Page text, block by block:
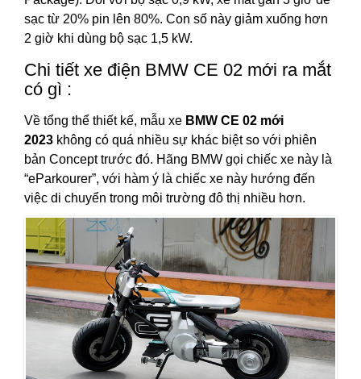
sạc từ 20% pin lên 80%. Con số này giảm xuống hơn
2 giờ khi dùng bộ sạc 1,5 kW.
Chi tiết xe điện BMW CE 02 mới ra mắt
có gì :
Về tổng thể thiết kế, mẫu xe BMW CE 02 mới
2023 không có quá nhiều sự khác biệt so với phiên
bản Concept trước đó. Hãng BMW gọi chiếc xe này là
“eParkourer”, với hàm ý là chiếc xe này hướng đến
việc di chuyển trong môi trường đô thị nhiều hơn.